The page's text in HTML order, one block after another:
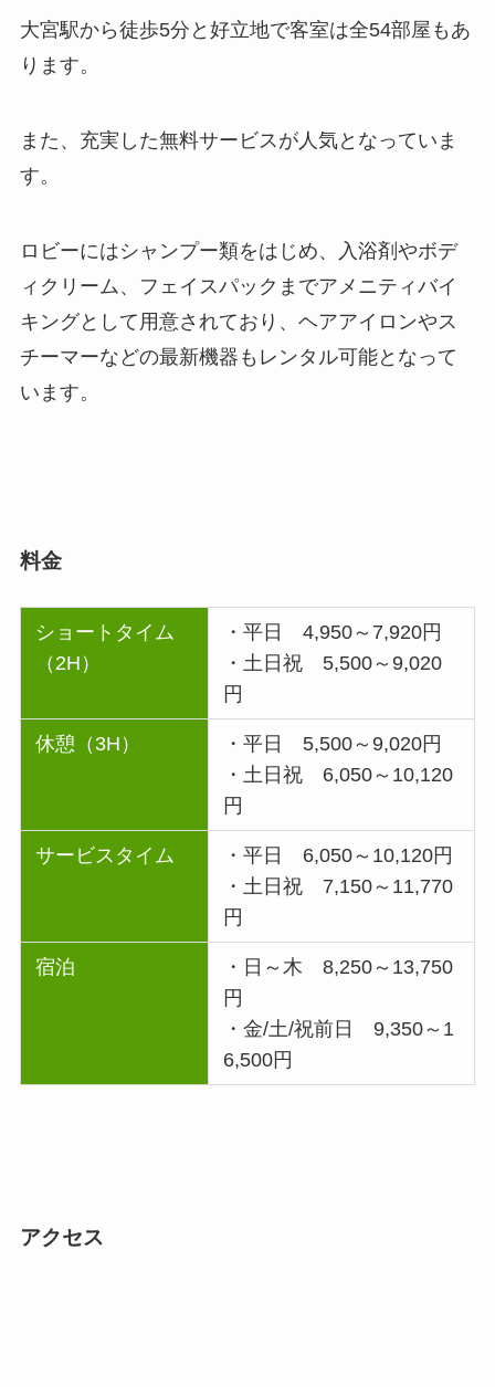
大宮駅から徒歩5分と好立地で客室は全54部屋もあ
ります。
また、充実した無料サービスが人気となっていま
す。
ロビーにはシャンプー類をはじめ、入浴剤やボデ
ィクリーム、フェイスパックまでアメニティバイ
キングとして用意されており、ヘアアイロンやス
チーマーなどの最新機器もレンタル可能となって
います。
料金
ショートタイム
（2H）
・平日 4,950～7,920円
・土日祝 5,500～9,020
円
休憩（3H）
・平日 5,500～9,020円
・土日祝 6,050～10,120
円
サービスタイム
・平日 6,050～10,120円
・土日祝 7,150～11,770
円
宿泊
・日～木 8,250～13,750
円
・金/土/祝前日 9,350～1
6,500円
アクセス